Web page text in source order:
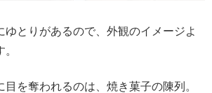
ゆとりがあるので、外観のイメージよ
を奪われるのは、焼き菓子の陳列。